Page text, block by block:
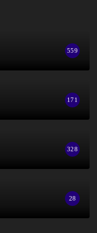
559
171
328
28